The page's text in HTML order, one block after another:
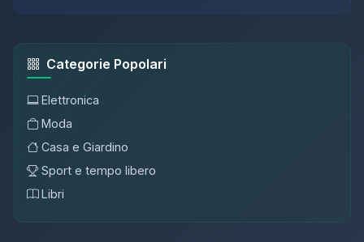
Categorie Popolari
Elettronica
Moda
Casa e Giardino
Sport e tempo libero
Libri